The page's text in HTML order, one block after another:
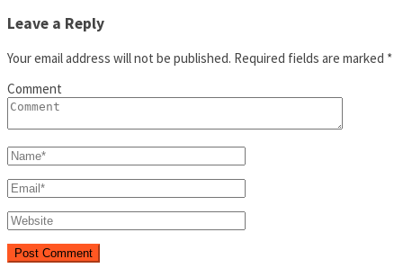
Leave a Reply
Your email address will not be published. Required fields are marked *
Comment